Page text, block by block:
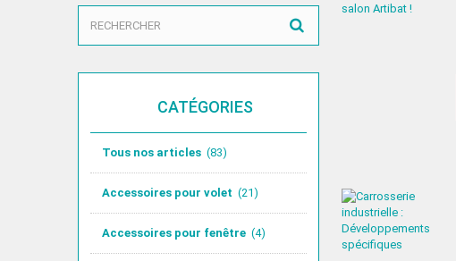
CATÉGORIES
Tous nos articles (83)
Accessoires pour volet (21)
Accessoires pour fenêtre (4)